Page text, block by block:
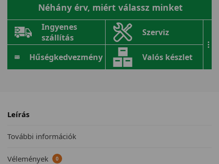
Néhány érv, miért válassz minket
Ingyenes
szállítás
Szerviz
Hűségkedvezmény Valós készlet
...
Leírás
További információk
Vélemények 0